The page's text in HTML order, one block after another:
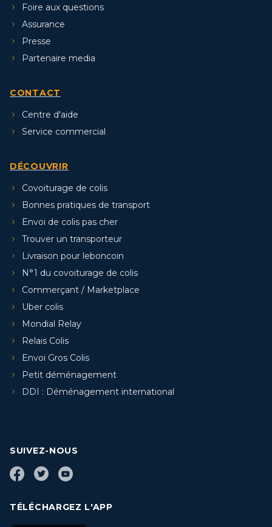
Foire aux questions
Assurance
Presse
Partenaire media
CONTACT
Centre d'aide
Service commercial
DÉCOUVRIR
Covoiturage de colis
Bonnes pratiques de transport
Envoi de colis pas cher
Trouver un transporteur
Livraison pour leboncoin
N°1 du covoiturage de colis
Commerçant / Marketplace
Uber colis
Mondial Relay
Relais Colis
Envoi Gros Colis
Petit déménagement
DDI : Déménagement international
SUIVEZ-NOUS
TÉLÉCHARGEZ L'APP